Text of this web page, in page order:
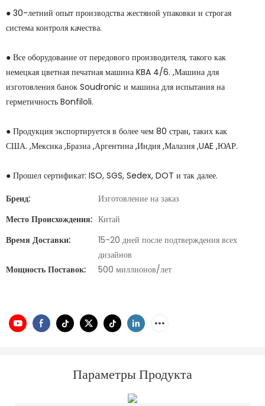
● 30-летний опыт производства жестяной упаковки и строгая
система контроля качества.
● Все оборудование от передового производителя, такого как
немецкая цветная печатная машина KBA 4/6. ,Машина для
изготовления банок Soudronic и машина для испытания на
герметичность Bonfiloli.
● Продукция экспортируется в более чем 80 стран, таких как
США. ,Мексика ,Бразиа ,Аргентина ,Индия ,Малазия ,UAE ,ЮАР.
● Прошел сертификат: ISO, SGS, Sedex, DOT и так далее.
Бренд:
Изготовление на заказ
Место Происхождения: Китай
Время Доставки:
15-20 дней после подтверждения всех
дизайнов
Мощность Поставок:
500 миллионов/лет
Параметры Продукта